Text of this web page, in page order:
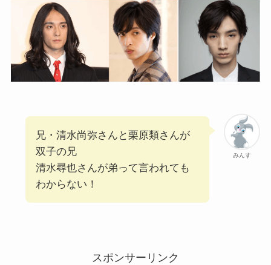
みんす
兄・清水尚弥さんと栗原類さんが
双子の兄
清水尋也さんが弟って言われても
わからない！
スポンサーリンク